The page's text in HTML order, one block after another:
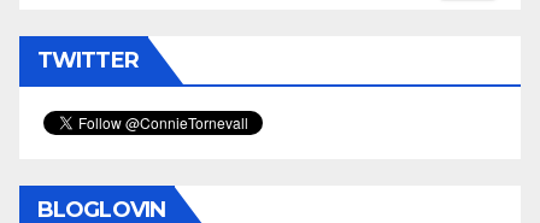
TWITTER
BLOGLOVIN